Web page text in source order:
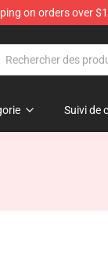
on orders over
Suivi de